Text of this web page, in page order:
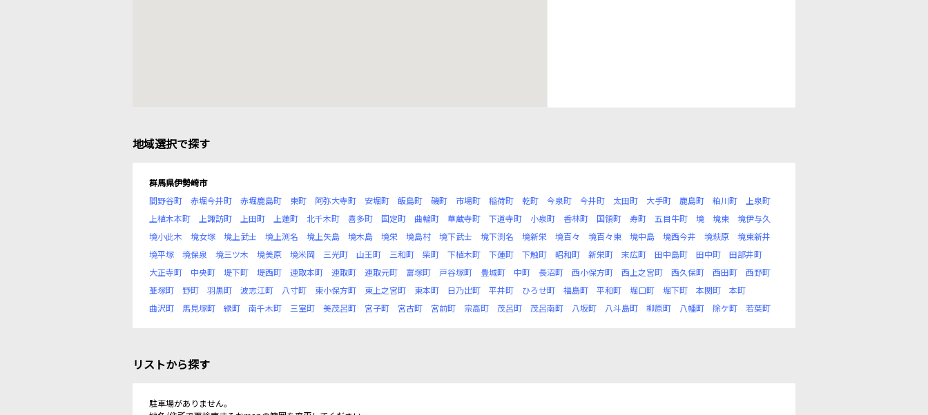
地域選択で探す
群馬県伊勢崎市
間野谷町
赤堀今井町 赤堀鹿島町 東町 阿弥大寺町 安堀町 飯島町 磯町 市場町 稲荷町 乾町 今泉町 今井町 太田町 大手町 鹿島町 粕川町
上泉町
上植木本町
上諏訪町 上田町 上蓮町 北千木町 喜多町 国定町 曲輪町 華蔵寺町 下道寺町 小泉町 香林町 国領町 寿町 五目牛町 境 境東
境伊与久
境小此木
境女塚 境上武士 境上渕名 境上矢島 境木島 境栄 境島村 境下武士 境下渕名 境新栄 境百々 境百々東 境中島 境西今井 境萩原
境東新井
境平塚
境保泉 境三ツ木 境美原 境米岡 三光町 山王町 三和町 柴町 下植木町 下蓮町 下触町 昭和町 新栄町 末広町 田中島町 田中町
田部井町
大正寺町
中央町 堤下町 堤西町 連取本町 連取町 連取元町 富塚町 戸谷塚町 豊城町 中町 長沼町 西小保方町 西上之宮町 西久保町 西田町
西野町
韮塚町
野町 羽黒町 波志江町 八寸町 東小保方町 東上之宮町 東本町 日乃出町 平井町 ひろせ町 福島町 平和町 堀口町 堀下町 本関町
本町
曲沢町
馬見塚町 緑町 南千木町 三室町 美茂呂町 宮子町 宮古町 宮前町 宗高町 茂呂町 茂呂南町 八坂町 八斗島町 柳原町 八幡町 除ケ町 若葉町
リストから探す
駐車場がありません。